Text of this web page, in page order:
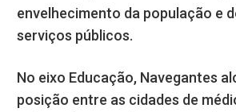
envelhecimento da população e
serviços públicos.
No eixo Educação, Navegantes
posição entre as cidades de